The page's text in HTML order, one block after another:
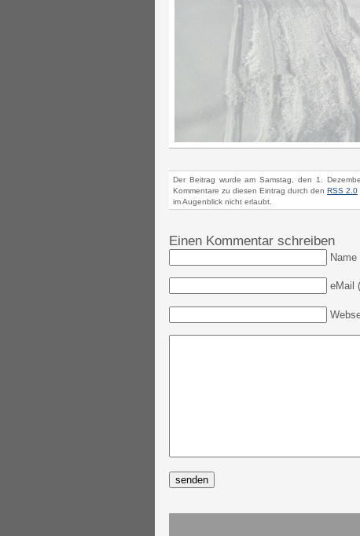
Der Beitrag wurde am Samstag, den 1.
Kommentare zu diesen Eintrag durch den RSS 2.0
im Augenblick nicht erlaubt.
Einen Kommentar schreiben
Name
eMail